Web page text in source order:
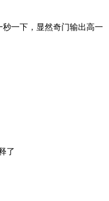
一下，显然奇门输出高一
了